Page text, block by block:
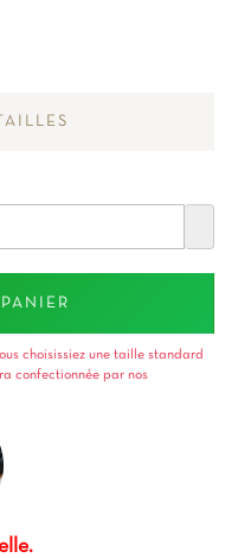
choisissiez une taille standard
confectionnée par nos